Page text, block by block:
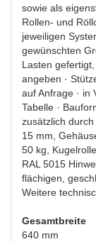
sowie als
Rollen- und
jeweiligen
gewünschten
Lasten
angeben ·
auf Anfrage · in
Tabelle ·
zusätzlich
15 mm,
50 kg,
RAL 5015
flächigen,
Weitere
Gesamtbreite
640 mm